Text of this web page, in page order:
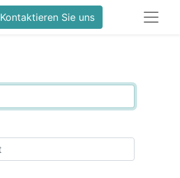
Kontaktieren Sie uns